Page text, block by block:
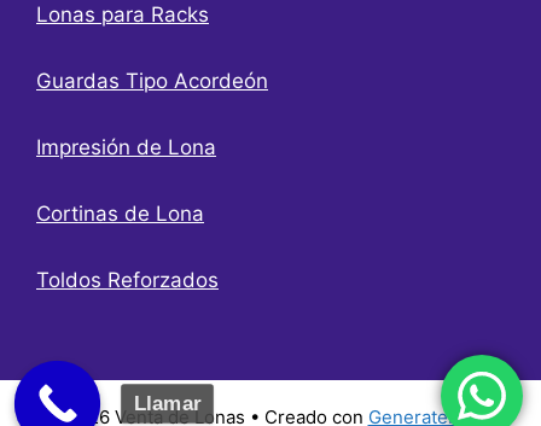
Lonas para Racks
Guardas Tipo Acordeón
Impresión de Lona
Cortinas de Lona
Toldos Reforzados
© 2026 Venta de Lonas • Creado con GeneratePress
Llamar